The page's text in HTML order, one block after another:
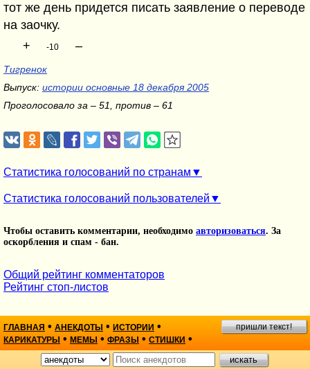
тот же день придется писать заявление о переводе
на заочку.
+
-10 –
Тигренок
Выпуск: истории основные 18 декабря 2005
Проголосовало за – 51, против – 61
Статистика голосований по странам
Статистика голосований пользователей
Чтобы оставить комментарии, необходимо авторизоваться. За
оскорбления и спам - бан.
Общий рейтинг комментаторов
Рейтинг стоп-листов
ГЛАВНАЯ • АНЕКДОТЫ • ИСТОРИИ •
КАРИКАТУРЫ • МЕМЫ • ФРАЗЫ • СТИШКИ •
пришли текст!